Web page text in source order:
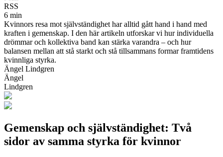
RSS
6 min
Kvinnors resa mot självständighet har alltid gått hand i hand med
kraften i gemenskap. I den här artikeln utforskar vi hur individuella
drömmar och kollektiva band kan stärka varandra – och hur
balansen mellan att stå starkt och stå tillsammans formar framtidens
kvinnliga styrka.
Ängel Lindgren
Ängel
Lindgren
Gemenskap och självständighet: Två
sidor av samma styrka för kvinnor